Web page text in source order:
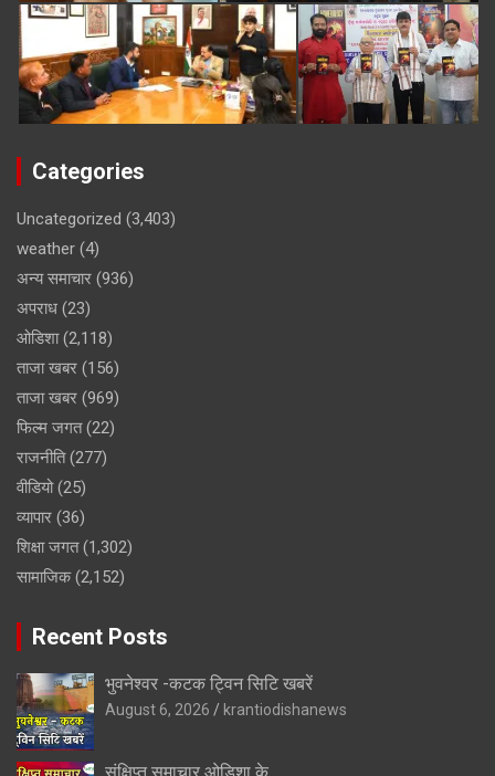
Categories
Uncategorized (3,403)
weather (4)
अन्य समाचार (936)
अपराध (23)
ओडिशा(2,118)
ताजा खबर (156)
ताजा खबर (969)
फिल्म जगत(22)
राजनीति(277)
वीडियो(25)
व्यापार (36)
शिक्षा जगत(1,302)
सामाजिक(2,152)
Recent Posts
भुवनेश्वर -कटक ट्विन सिटि खबरें
August 6, 2026 krantiodishanews
संक्षिप्त समाचार ओडिशा के